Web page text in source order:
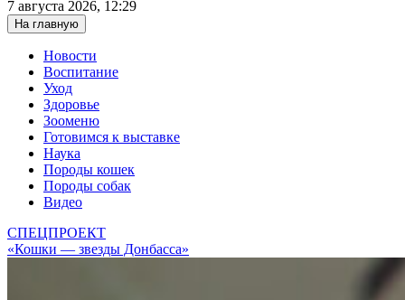
7 августа 2026, 12:29
На главную
Новости
Воспитание
Уход
Здоровье
Зооменю
Готовимся к выставке
Наука
Породы кошек
Породы собак
Видео
СПЕЦПРОЕКТ
«Кошки — звезды Донбасса»